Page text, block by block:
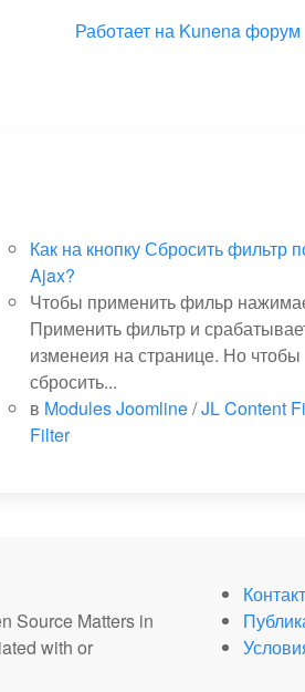
Работает на Kunena форум
Как на кнопку Сбросить фильтр
Ajax?
Чтобы применить фильр
Применить фильтр и
изменеия на странице. Но чтобы
сбросить...
в Modules Joomline/JL Content
Filter
Source Matters in
with or